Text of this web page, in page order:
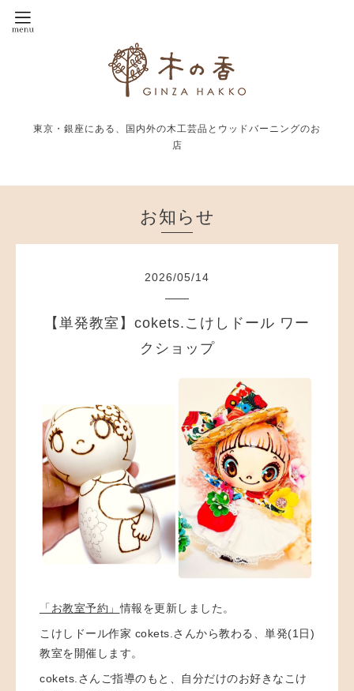
東京・銀座にある、国内外の木工芸品とウッドバーニングのお
店
お知らせ
2026/05/14
【単発教室】cokets.こけしドール ワー
クショップ
「お教室予約」情報を更新しました。
こけしドール作家 cokets.さんから教わる、単発(1日)
教室を開催します。
cokets.さんご指導のもと、自分だけのお好きなこけ